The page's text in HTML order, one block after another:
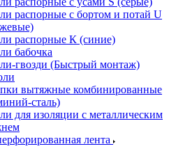
распорные c бортом и потай U
распорные К (синие)
бабочка
гвозди (Быстрый монтаж)
вытяжные комбинированные
сталь)
для изоляции с металлическим
лента